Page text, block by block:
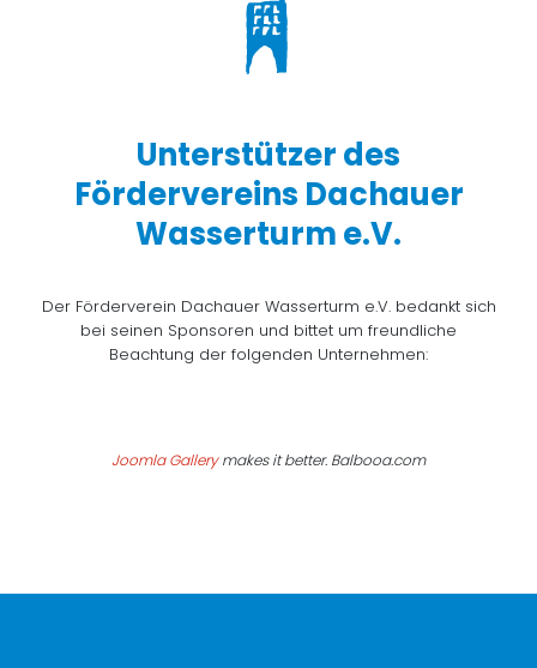
Unterstützer des
Fördervereins Dachauer
Wasserturm e.V.
Der Förderverein Dachauer Wasserturm e.V. bedankt sich
bei seinen Sponsoren und bittet um freundliche
Beachtung der folgenden Unternehmen:
Joomla Gallerymakes it better. Balbooa.com